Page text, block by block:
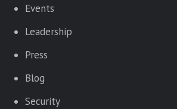
Events
Leadership
Press
Blog
Security